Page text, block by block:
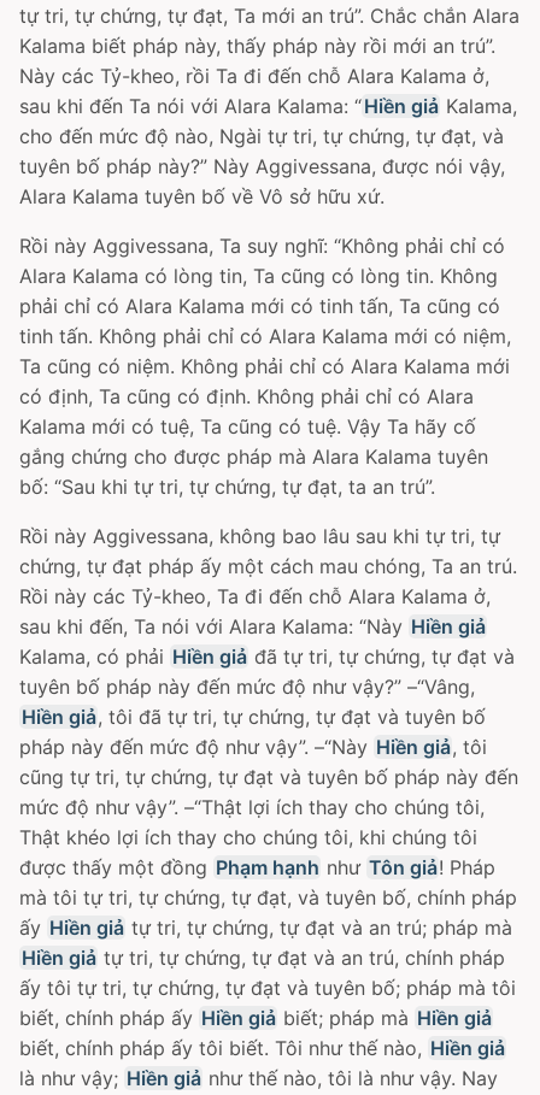
tự tri, tự chứng, tự đạt, Ta mới an trú”. Chắc chắn Alara
Kalama biết pháp này, thấy pháp này rồi mới an trú”.
Này các Tỷ-kheo, rồi Ta đi đến chỗ Alara Kalama ở,
sau khi đến Ta nói với Alara Kalama: “Hiền giả Kalama,
cho đến mức độ nào, Ngài tự tri, tự chứng, tự đạt, và
tuyên bố pháp này?” Này Aggivessana, được nói vậy,
Alara Kalama tuyên bố về Vô sở hữu xứ.
Rồi này Aggivessana, Ta suy nghĩ: “Không phải chỉ có
Alara Kalama có lòng tin, Ta cũng có lòng tin. Không
phải chỉ có Alara Kalama mới có tinh tấn, Ta cũng có
tinh tấn. Không phải chỉ có Alara Kalama mới có niệm,
Ta cũng có niệm. Không phải chỉ có Alara Kalama mới
có định, Ta cũng có định. Không phải chỉ có Alara
Kalama mới có tuệ, Ta cũng có tuệ. Vậy Ta hãy cố
gắng chứng cho được pháp mà Alara Kalama tuyên
bố: “Sau khi tự tri, tự chứng, tự đạt, ta an trú”.
Rồi này Aggivessana, không bao lâu sau khi tự tri, tự
chứng, tự đạt pháp ấy một cách mau chóng, Ta an trú.
Rồi này các Tỷ-kheo, Ta đi đến chỗ Alara Kalama ở,
sau khi đến, Ta nói với Alara Kalama: “Này Hiền giả
Kalama, có phải Hiền giả đã tự tri, tự chứng, tự đạt và
tuyên bố pháp này đến mức độ như vậy?” –“Vâng,
Hiền giả, tôi đã tự tri, tự chứng, tự đạt và tuyên bố
pháp này đến mức độ như vậy”. –“Này Hiền giả, tôi
cũng tự tri, tự chứng, tự đạt và tuyên bố pháp này đến
mức độ như vậy”. –“Thật lợi ích thay cho chúng tôi,
Thật khéo lợi ích thay cho chúng tôi, khi chúng tôi
được thấy một đồng Phạm hạnh như Tôn giả! Pháp
mà tôi tự tri, tự chứng, tự đạt, và tuyên bố, chính pháp
ấy Hiền giả tự tri, tự chứng, tự đạt và an trú; pháp mà
Hiền giả tự tri, tự chứng, tự đạt và an trú, chính pháp
ấy tôi tự tri, tự chứng, tự đạt và tuyên bố; pháp mà tôi
biết, chính pháp ấy Hiền giả biết; pháp mà Hiền giả
biết, chính pháp ấy tôi biết. Tôi như thế nào, Hiền giả
là như vậy; Hiền giả như thế nào, tôi là như vậy. Nay